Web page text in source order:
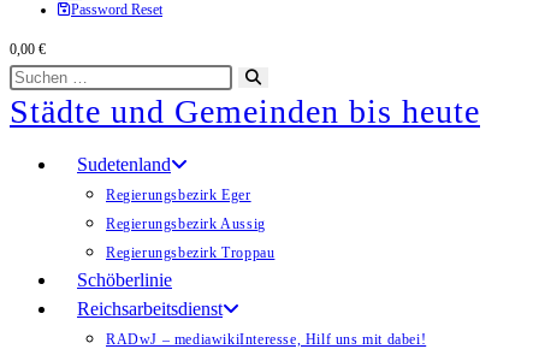
springenPassword Reset
0,00 €
Diese
Website
durchsuchen
starten
Städte und Gemeinden bis heute
Sudetenland
Regierungsbezirk Eger
Regierungsbezirk Aussig
Regierungsbezirk Troppau
Schöberlinie
Reichsarbeitsdienst
RADwJ – mediawikiInteresse, Hilf uns mit dabei!